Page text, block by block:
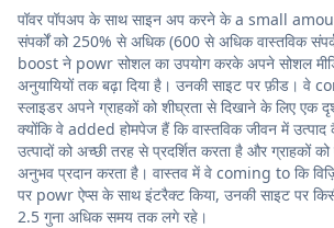
पॉवर पॉपअप के साथ साइन अप करने के a small
संपर्कों को 250% से अधिक (600 से अधिक वास्तविक
boost ने powr सोशल का उपयोग करके अपने सोशल
अनुयायियों तक बढ़ा दिया है। उनकी साइट पर फ़ीड। वे
स्लाइडर अपने ग्राहकों को शीघ्रता से दिखाने के लिए एक
क्योंकि वे added होमपेज हैं कि वास्तविक जीवन में
उत्पादों को अच्छी तरह से प्रदर्शित करता है और ग्राहकों
अनुभव प्रदान करता है। वास्तव में वे coming to कि
पर powr ऐप्स के साथ इंटरैक्ट किया, उनकी साइट पर
2.5 गुना अधिक समय तक लगे रहे।